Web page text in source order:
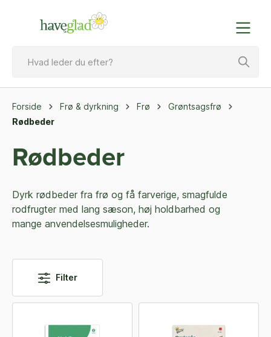
Forside Frø & dyrkning Frø
Grøntsagsfrø
Rødbeder
Rødbeder
Dyrk rødbeder fra frø og få farverige, smagfulde
rodfrugter med lang sæson, høj holdbarhed og
mange anvendelsesmuligheder.
Filter